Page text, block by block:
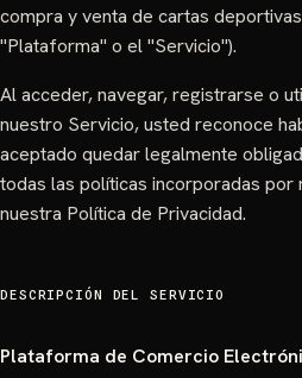
compra y venta de cartas
"Plataforma" o el "Servicio").
Al acceder, navegar, registrarse o
nuestro Servicio, usted reconoce
aceptado quedar legalmente
todas las políticas incorporadas por
nuestra Política de Privacidad.
DESCRIPCIÓN DEL SERVICIO
Plataforma de Comercio